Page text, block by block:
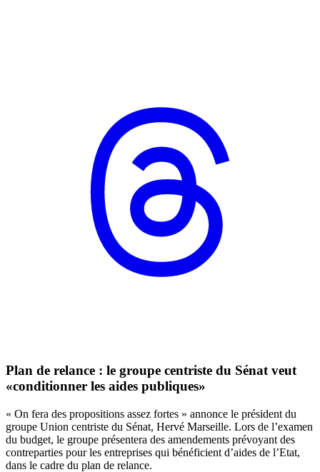
Plan de relance : le groupe centriste du Sénat veut
«conditionner les aides publiques»
« On fera des propositions assez fortes » annonce le président du
groupe Union centriste du Sénat, Hervé Marseille. Lors de l’examen
du budget, le groupe présentera des amendements prévoyant des
contreparties pour les entreprises qui bénéficient d’aides de l’Etat,
dans le cadre du plan de relance.